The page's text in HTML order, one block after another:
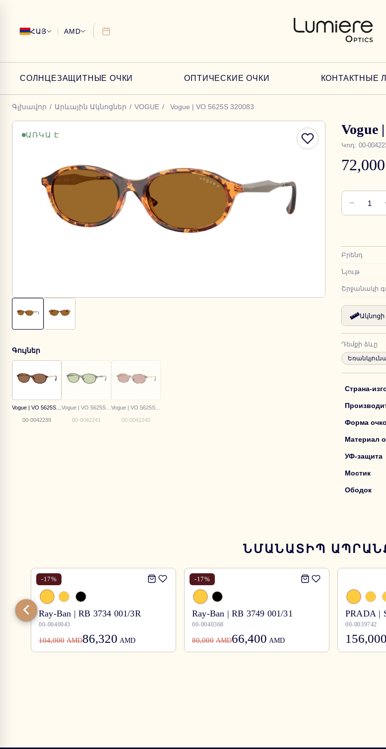
ՀԱՅ AMD
СОЛНЦЕЗАЩИТНЫЕ ОЧКИ ОПТИЧЕСКИЕ ОЧКИ КОНТАКТНЫЕ
Գլխավոր / Արևային Ակնոցներ / VOGUE / Vogue | VO 5625S 320083
ԱՌԿԱ Է
Գույներ
00-0042239 00-0042241 00-0042240
Vogue
Կոդ: 00-
− 1
Բրենդ
Նյութ
Շրջանակի
Դեմքի ձևը
Страна-
Форма
Материал
УФ-защита
Мостик
Ободок
ՆՄԱՆԱՏԻՊ
-17%
Ray-Ban | RB 3734 001/3R
00-0040043
104,000 AMD86,320 AMD
-17%
Ray-Ban | RB 3749 001/31
00-0040368
80,000 AMD66,400 AMD
PRADA |
00-0039742
156,000